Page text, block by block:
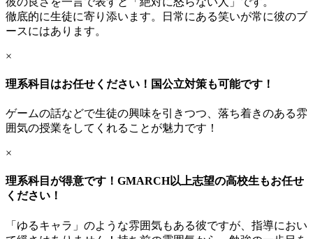
徹底的に生徒に寄り添います。日常にある笑いが常に彼のブ
ースにはあります。
×
理系科目はお任せください！国公立対策も可能です！
ゲームの話などで生徒の興味を引きつつ、落ち着きのある雰
囲気の授業をしてくれることが魅力です！
×
理系科目が得意です！GMARCH以上志望の高校生もお任せ
ください！
「ゆるキャラ」のような雰囲気もある彼ですが、指導におい